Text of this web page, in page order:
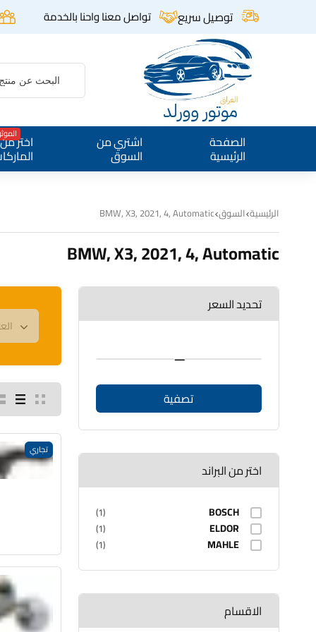
توصيل سريع تواصل معنا واحنا بالخدمة
الصفحة
الرئيسية
اشتري من
السوق
اختر من
الرئيسية السوق BMW, X3, 2021, 4, Automatic
BMW, X3, 2021, 4, Automatic
تحديد السعر
تصفية
—
اختر من البراند
BOSCH
(1)
ELDOR
(1)
MAHLE
(1)
الاقسام
تجاري